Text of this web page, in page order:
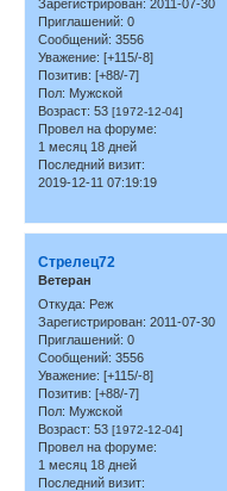
Зарегистрирован: 2011-07-30
Приглашений: 0
Сообщений: 3556
Уважение: [+115/-8]
Позитив: [+88/-7]
Пол: Мужской
Возраст: 53 [1972-12-04]
Провел на форуме:
1 месяц 18 дней
Последний визит:
2019-12-11 07:19:19
Стрелец72
Ветеран
Откуда: Реж
Зарегистрирован: 2011-07-30
Приглашений: 0
Сообщений: 3556
Уважение: [+115/-8]
Позитив: [+88/-7]
Пол: Мужской
Возраст: 53 [1972-12-04]
Провел на форуме:
1 месяц 18 дней
Последний визит: